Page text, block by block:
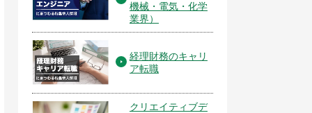
機械・電気・化学
業界）
経理財務のキャリ
ア転職
クリエイティブデ